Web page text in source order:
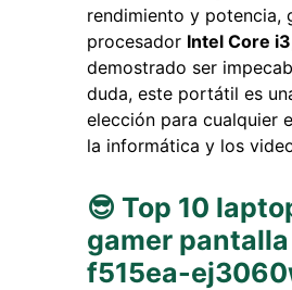
rendimiento y potencia,
procesador Intel Core i3
demostrado ser
duda, este portátil es
elección para cualquier
la informática y los
😎 Top 10
gamer pantalla
f515ea-